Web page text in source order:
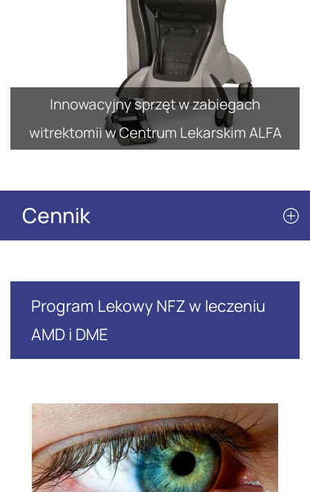
Innowacyjny sprzęt w zabiegach
witrektomii w Centrum Lekarskim ALFA
Cennik
Program Lekowy NFZ w leczeniu
AMD i DME